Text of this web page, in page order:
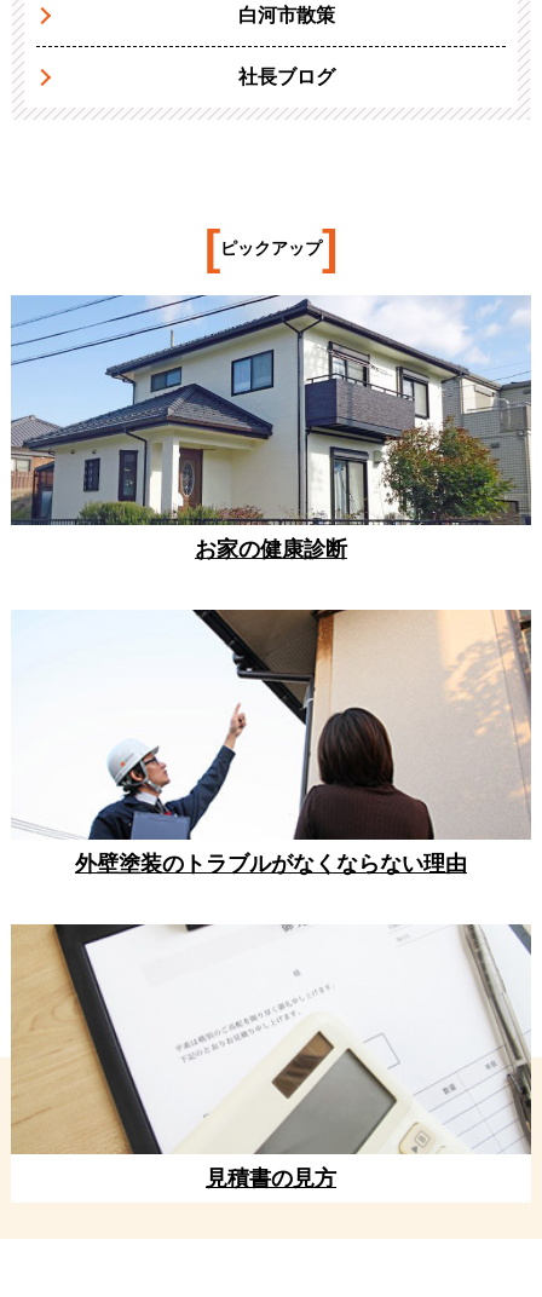
白河市散策
社長ブログ
[ピックアップ]
お家の健康診断
外壁塗装のトラブルがなくならない理由
見積書の見方